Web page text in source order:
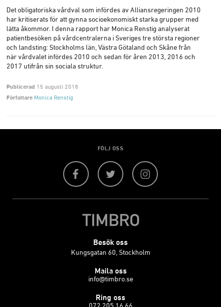
Det obligatoriska vårdval som infördes av Alliansregeringen 2010
har kritiserats för att gynna socioekonomiskt starka grupper med
lätta åkommor. I denna rapport har Monica Renstig analyserat
patientbesöken på vårdcentralerna i Sveriges tre största regioner
och landsting: Stockholms län, Västra Götaland och Skåne från
när vårdvalet infördes 2010 och sedan för åren 2013, 2016 och
2017 utifrån sin sociala struktur.
Publicerad 15 augusti 2018
Författare Monica Renstig
FÖLJ OSS
Besök oss
Kungsgatan 60, Stockholm
Maila oss
info@timbro.se
Ring oss